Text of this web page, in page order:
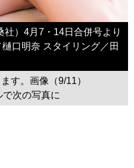
社）4月7・14日合併号より
口明奈 スタイリング／田
す。画像（9/11）
で次の写真に